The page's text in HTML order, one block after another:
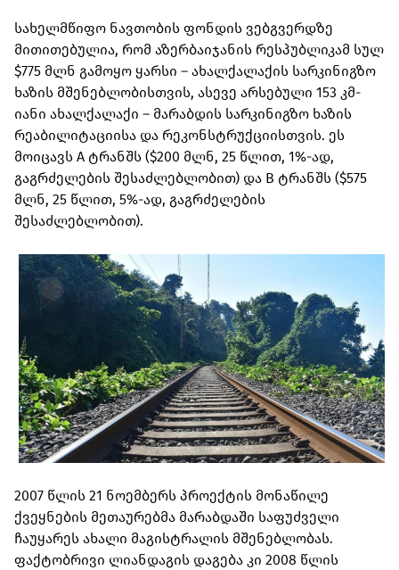
სახელმწიფო ნავთობის ფონდის ვებგვერდზე
მითითებულია, რომ აზერბაიჯანის რესპუბლიკამ სულ
$775 მლნ გამოყო ყარსი – ახალქალაქის სარკინიგზო
ხაზის მშენებლობისთვის, ასევე არსებული 153 კმ-
იანი ახალქალაქი – მარაბდის სარკინიგზო ხაზის
რეაბილიტაციისა და რეკონსტრუქციისთვის. ეს
მოიცავს A ტრანშს ($200 მლნ, 25 წლით, 1%-ად,
გაგრძელების შესაძლებლობით) და B ტრანშს ($575
მლნ, 25 წლით, 5%-ად, გაგრძელების
შესაძლებლობით).
2007 წლის 21 ნოემბერს პროექტის მონაწილე
ქვეყნების მეთაურებმა მარაბდაში საფუძველი
ჩაუყარეს ახალი მაგისტრალის მშენებლობას.
ფაქტობრივი ლიანდაგის დაგება კი 2008 წლის